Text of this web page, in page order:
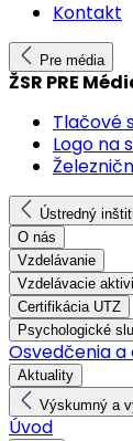
Kontakt
Pre média
ŽSR PRE
Tlačové
Logo na
Ústredný
O nás
Vzdelávanie
Vzdelávacie
Certifikácia UTZ
Psychologické
Osvedčenia
Aktuality
Výskumný a
Úvod